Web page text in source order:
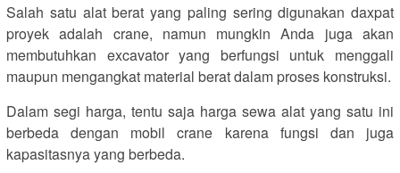
Salah satu alat berat yang paling sering digunakan daxpat
proyek adalah crane, namun mungkin Anda juga akan
membutuhkan excavator yang berfungsi untuk menggali
maupun mengangkat material berat dalam proses konstruksi.
Dalam segi harga, tentu saja harga sewa alat yang satu ini
berbeda dengan mobil crane karena fungsi dan juga
kapasitasnya yang berbeda.